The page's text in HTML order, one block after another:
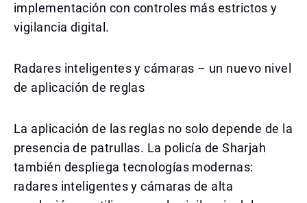
implementación con controles más estrictos y
vigilancia digital.
Radares inteligentes y cámaras – un nuevo nivel
de aplicación de reglas
La aplicación de las reglas no solo depende de la
presencia de patrullas. La policía de Sharjah
también despliega tecnologías modernas:
radares inteligentes y cámaras de alta